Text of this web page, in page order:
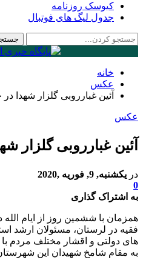
کیوسک روزنامه
جدول لیگ های فوتبال
خانه
عكس
آئین غبارروبی گلزار شهدا در
عكس
آئین غبارروبی گلزار
در یکشنبه, 9, فوریه ,2020
0
به اشتراک گذاری
همزمان با ششمین روز از ایام الله
فقیه در لرستان، مسئولان ارشد
های دولتی و اقشار مختلف مردم
به مقام شامخ شهیدان این